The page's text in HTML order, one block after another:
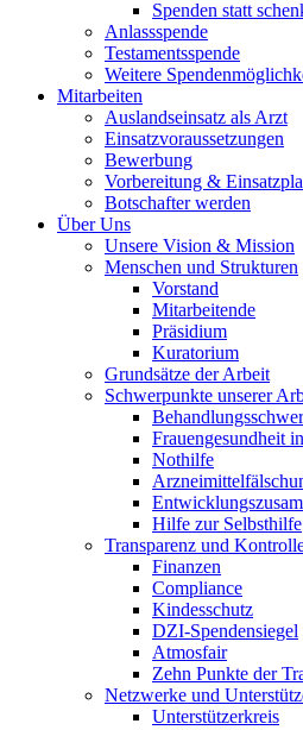
Spenden statt
Anlassspende
Testamentsspende
Weitere
Mitarbeiten
Auslandseinsatz als Arzt
Einsatzvoraussetzungen
Bewerbung
Vorbereitung &
Botschafter werden
Über Uns
Unsere Vision & Mission
Menschen und Strukturen
Vorstand
Mitarbeitende
Präsidium
Kuratorium
Grundsätze der Arbeit
Schwerpunkte unserer
Frauengesundheit
Nothilfe
Hilfe zur Selbsthilfe
Transparenz und
Finanzen
Compliance
Kindesschutz
DZI-Spendensiegel
Atmosfair
Zehn Punkte der
Netzwerke und
Unterstützerkreis